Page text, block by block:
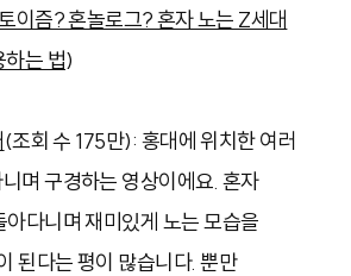
이즘? 혼놀로그? 혼자 노는 Z세대
는 법)
(조회 수 175만): 홍대에 위치한 여러
며 구경하는 영상이에요. 혼자
아다니며 재미있게 노는 모습을
된다는 평이 많습니다. 뿐만